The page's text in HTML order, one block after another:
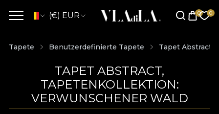
(€) EUR
Tapete Benutzerdefinierte Tapete Tapet Abstract
TAPET ABSTRACT,
TAPETENKOLLEKTION:
VERWUNSCHENER WALD